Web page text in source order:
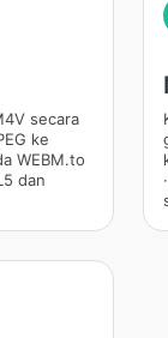
secara
ke
WEBM.to
dan